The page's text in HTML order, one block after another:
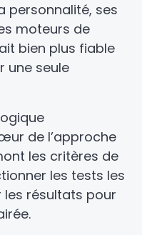
personnalité, ses
moteurs de
bien plus fiable
une seule
de l’approche
les critères de
les tests les
résultats pour